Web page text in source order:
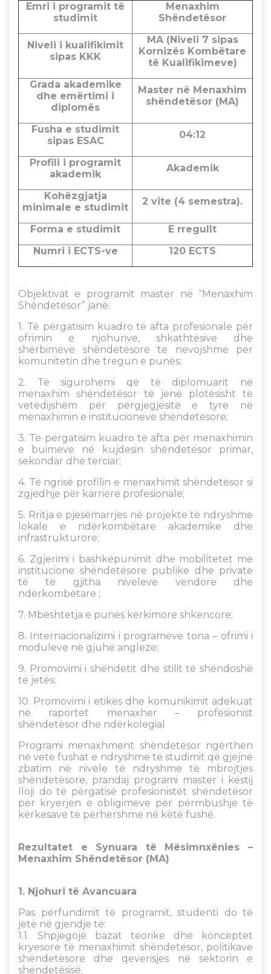
Emri i programit të
studimit
Menaxhim
Shëndetësor
Niveli i kualifikimit
sipas KKK
MA (Niveli 7 sipas
Kornizës Kombëtare
të Kualifikimeve)
Grada akademike
dhe emërtimi i
diplomës
Master në Menaxhim
shëndetësor (MA)
Fusha e studimit
sipas ESAC
04:12
Profili i programit
akademik
Akademik
Kohëzgjatja
minimale e studimit
2 vite (4 semestra).
Forma e studimit
E rregullt
Numri i ECTS-ve
120 ECTS
Objektivat e programit master në “Menaxhim
Shëndetësor” janë:
1. Të përgatisim kuadro të afta profesionale për
ofrimin e njohurive, shkathtësive dhe
shërbimeve shëndetësore të nevojshme për
komunitetin dhe tregun e punës;
2. Të sigurohemi që të diplomuarit në
menaxhim shëndetësor të jenë plotësisht të
vetëdijshëm për përgjegjësitë e tyre në
menaxhimin e institucioneve shëndetësore;
3. Të përgatisim kuadro të afta për menaxhimin
e buimeve në kujdesin shëndetësor primar,
sekondar dhe terciar;
4. Të ngrisë profilin e menaxhimit shëndetësor si
zgjedhje për karrierë profesionale;
5. Rritja e pjesëmarrjes në projekte të ndryshme
lokale e ndërkombëtare akademike dhe
infrastrukturore;
6. Zgjerimi i bashkëpunimit dhe mobilitetet me
institucione shëndetësore publike dhe private
të të gjitha niveleve vendore dhe
ndërkombëtare ;
7. Mbështetja e punës kërkimore shkencore;
8. Internacionalizimi i programeve tona – ofrimi i
moduleve në gjuhë angleze;
9. Promovimi i shëndetit dhe stilit të shëndoshë
të jetës;
10. Promovimi i etikës dhe komunikimit adekuat
në raportet menaxher – profesionist
shëndetësor dhe ndërkolegial
Programi menaxhment shëndetësor ngërthen
në vete fushat e ndryshme të studimit që gjejnë
zbatim në nivele të ndryshme të mbrojtjes
shëndetësore, prandaj programi master i këstij
lloji do të përgatisë profesionistët shëndetësor
për kryerjen e obligimeve për përmbushje të
kërkesave të përhershme në këtë fushë.
Rezultatet e Synuara të Mësimnxënies –
Menaxhim Shëndetësor (MA)
1. Njohuri të Avancuara
Pas përfundimit të programit, studenti do të
jetë në gjendje të:
1.1. Shpjegojë bazat teorike dhe konceptet
kryesore të menaxhimit shëndetësor, politikave
shëndetësore dhe qeverisjes në sektorin e
shëndetësisë.